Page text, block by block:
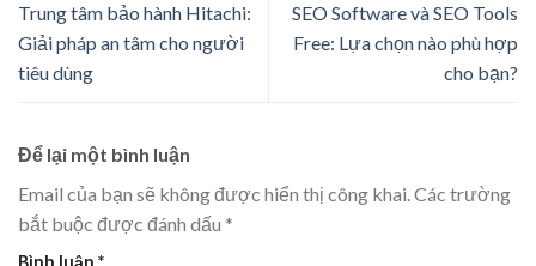
Trung tâm bảo hành Hitachi:
Giải pháp an tâm cho người
tiêu dùng
SEO Software và SEO Tools
Free: Lựa chọn nào phù hợp
cho bạn?
Để lại một bình luận
Email của bạn sẽ không được hiển thị công khai. Các trường
bắt buộc được đánh dấu *
Bình luận *